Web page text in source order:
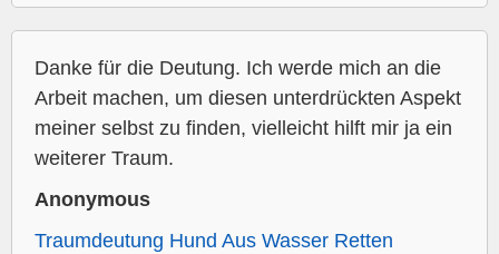
Danke für die Deutung. Ich werde mich an die
Arbeit machen, um diesen unterdrückten Aspekt
meiner selbst zu finden, vielleicht hilft mir ja ein
weiterer Traum.
Anonymous
Traumdeutung Hund Aus Wasser Retten